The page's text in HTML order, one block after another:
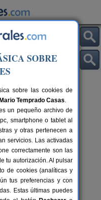
Ecay
18-38 pers.
desde30 €
SOBRE
sobre las cookies de
Mario Temprado Casas.
un pequeño archivo de
smartphone o tablet al
y otras pertenecen a
servicios. Las activadas
correctamente son las
tu autorización. Al pulsar
de cookies (analíticas y
tus preferencias y con
Estas últimas puedes